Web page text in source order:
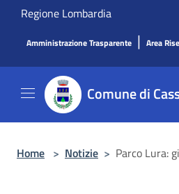
Salta al contenuto principale
Regione Lombardia
Amministrazione Trasparente | Area
Comune di
Home > Notizie > Parco Lura: